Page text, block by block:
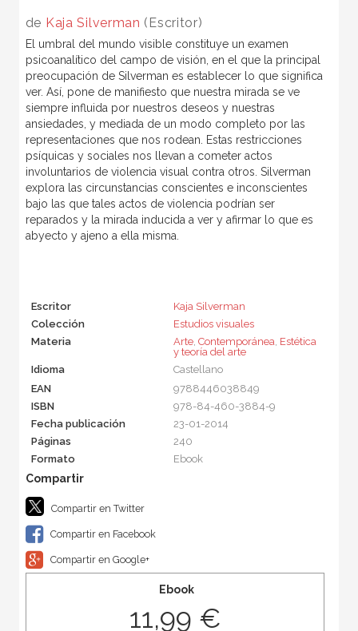
de Kaja Silverman (Escritor)
El umbral del mundo visible constituye un examen
psicoanalítico del campo de visión, en el que la principal
preocupación de Silverman es establecer lo que significa
ver. Así, pone de manifiesto que nuestra mirada se ve
siempre influida por nuestros deseos y nuestras
ansiedades, y mediada de un modo completo por las
representaciones que nos rodean. Estas restricciones
psíquicas y sociales nos llevan a cometer actos
involuntarios de violencia visual contra otros. Silverman
explora las circunstancias conscientes e inconscientes
bajo las que tales actos de violencia podrían ser
reparados y la mirada inducida a ver y afirmar lo que es
abyecto y ajeno a ella misma.
Escritor
Kaja Silverman
Colección
Estudios visuales
Materia
Arte, Contemporánea, Estética
y teoría del arte
Idioma
Castellano
EAN
9788446038849
ISBN
978-84-460-3884-9
Fecha publicación
23-01-2014
Páginas
240
Formato
Ebook
Compartir en Twitter
Compartir en Facebook
Compartir en Google+
Ebook
11,99 €